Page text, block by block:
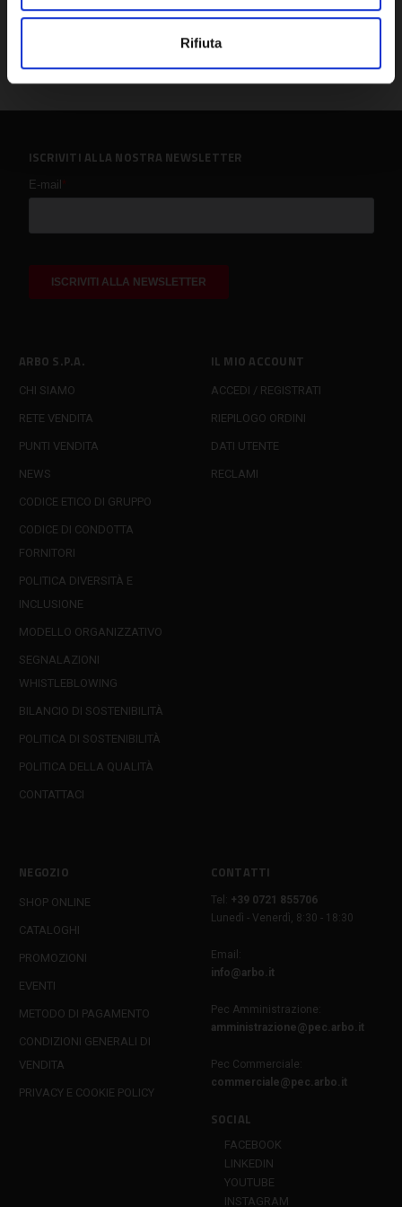
Rifiuta
ARBO S.P.A.
CHI SIAMO
RETE VENDITA
PUNTI VENDITA
NEWS
CODICE ETICO DI GRUPPO
CODICE DI CONDOTTA
FORNITORI
POLITICA DIVERSITÀ E
INCLUSIONE
MODELLO ORGANIZZATIVO
SEGNALAZIONI
WHISTLEBLOWING
BILANCIO DI SOSTENIBILITÀ
POLITICA DI SOSTENIBILITÀ
POLITICA DELLA QUALITÀ
CONTATTACI
IL MIO ACCOUNT
ACCEDI / REGISTRATI
RIEPILOGO ORDINI
DATI UTENTE
RECLAMI
NEGOZIO
SHOP ONLINE
CATALOGHI
PROMOZIONI
EVENTI
METODO DI PAGAMENTO
CONDIZIONI GENERALI DI
VENDITA
PRIVACY E COOKIE POLICY
CONTATTI
Tel:
+39 0721 855706
Lunedì - Venerdì, 8:30 - 18:30
Email:
info@arbo.it
Pec Amministrazione:
amministrazione@pec.arbo.it
Pec Commerciale:
commerciale@pec.arbo.it
SOCIAL
FACEBOOK
LINKEDIN
YOUTUBE
INSTAGRAM
ISCRIVITI ALLA NOSTRA NEWSLETTER